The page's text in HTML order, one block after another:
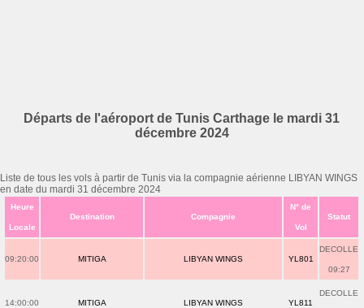
Départs de l'aéroport de Tunis Carthage le mardi 31
décembre 2024
Liste de tous les vols à partir de Tunis via la compagnie aérienne LIBYAN WINGS
en date du mardi 31 décembre 2024
Heure
Locale
Destination Compagnie
N° de
Vol
Statut
09:20:00 MITIGA LIBYAN WINGS YL801
DECOLLE
09:27
14:00:00 MITIGA LIBYAN WINGS YL811
DECOLLE